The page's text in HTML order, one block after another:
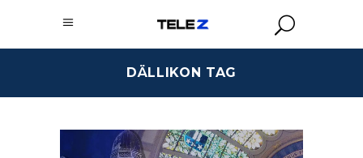
DÄLLIKON TAG